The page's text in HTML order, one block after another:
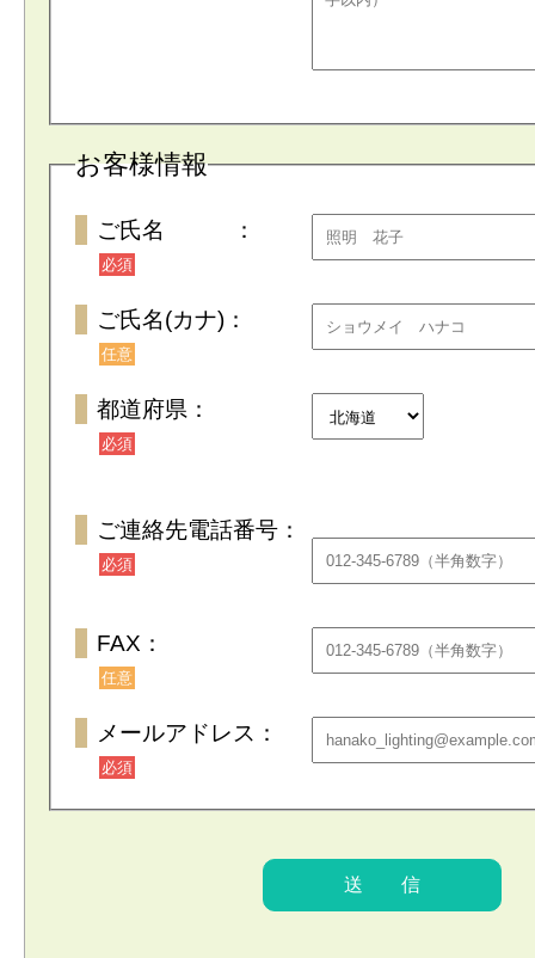
お客様情報
ご氏名 ：
必須
ご氏名(カナ)：
任意
都道府県：
必須
ご連絡先電話番号：
必須
FAX：
任意
メールアドレス：
必須